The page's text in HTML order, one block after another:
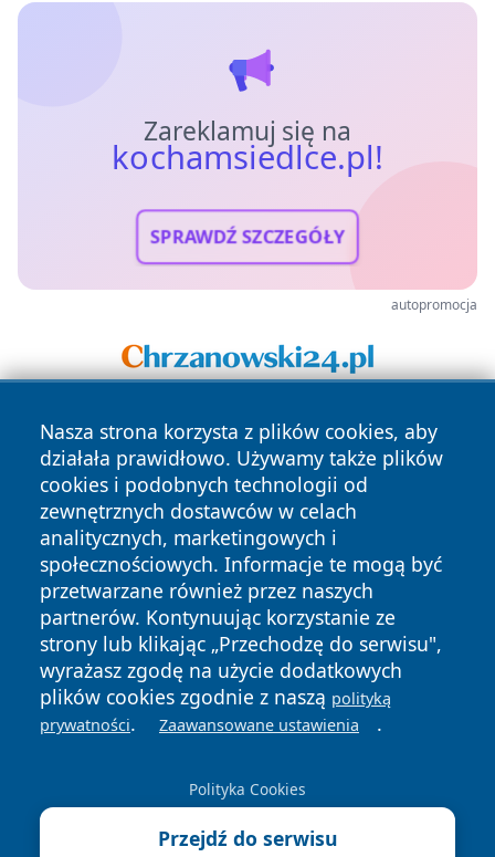
Zareklamuj się na
kochamsiedlce.pl!
SPRAWDŹ SZCZEGÓŁY
autopromocja
Nasza strona korzysta z plików cookies, aby
działała prawidłowo. Używamy także plików
cookies i podobnych technologii od
zewnętrznych dostawców w celach
analitycznych, marketingowych i
społecznościowych. Informacje te mogą być
przetwarzane również przez naszych
partnerów. Kontynuując korzystanie ze
strony lub klikając „Przechodzę do serwisu",
wyrażasz zgodę na użycie dodatkowych
plików cookies zgodnie z naszą polityką
prywatności. Zaawansowane ustawienia .
Polityka Cookies
Przejdź do serwisu
Copyright © 2026 kochamsiedlce.pl Wszystkie prawa
zastrzeżone.
News Autorzy
Polityka
Prywatności
Polityka
Cookies